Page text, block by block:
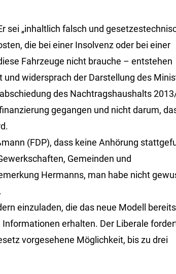
sei „inhaltlich falsch und
die bei einer Insolvenz oder bei einer
Fahrzeuge nicht brauche – entstehen
widersprach der Darstellung des
des Nachtragshaushalts
gegangen und nicht darum,
(FDP), dass keine Anhörung
Gemeinden und
Hermanns, man habe nicht
einzuladen, die das neue Modell bereits
erhalten. Der Liberale
vorgesehene Möglichkeit, bis zu drei